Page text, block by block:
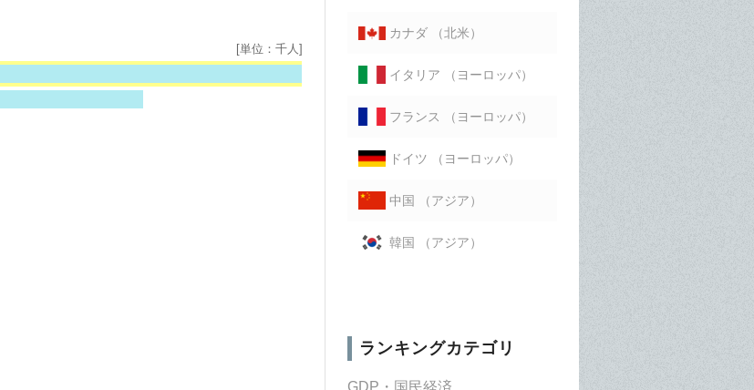
[単位：千人]
カナダ （北米）
イタリア （ヨーロッパ）
フランス （ヨーロッパ）
ドイツ （ヨーロッパ）
中国 （アジア）
韓国 （アジア）
ランキングカテゴリ